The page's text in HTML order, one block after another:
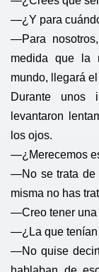
—¿Y para
—Para
medida que la
mundo, llegará
Durante unos
levantaron
los ojos.
—¿Merecemos
—No se trata de
misma no has
—Creo tener una
—¿La que tenían
—No quise